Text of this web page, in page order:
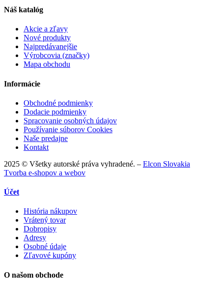
Náš katalóg
Akcie a zľavy
Nové produkty
Najpredávanejšie
Výrobcovia (značky)
Mapa obchodu
Informácie
Obchodné podmienky
Dodacie podmienky
Spracovanie osobných údajov
Používanie súborov Cookies
Naše predajne
Kontakt
2025 © Všetky autorské práva vyhradené. – Elcon Slovakia
Tvorba e-shopov a webov
Účet
História nákupov
Vrátený tovar
Dobropisy
Adresy
Osobné údaje
Zľavové kupóny
O našom obchode